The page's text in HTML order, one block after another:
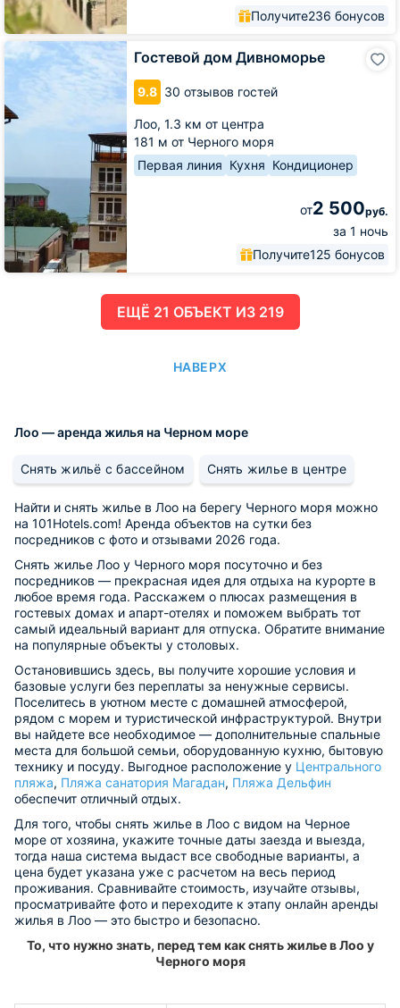
Получите236 бонусов
Гостевой дом Дивноморье
9.8 30 отзывов гостей
Лоо, 1.3 км от центра
181 м от Черного моря
Первая линия Кухня Кондиционер
от2 500руб.
за 1 ночь
Получите125 бонусов
Гостевой
дом
Дивноморье
ЕЩË 21 ОБЪЕКТ ИЗ 219
НАВЕРХ
Лоо — аренда жилья на Черном море
Снять жильё с бассейном Снять жилье в центре
Найти и снять жилье в Лоо на берегу Черного моря можно
на 101Hotels.com! Аренда объектов на сутки без
посредников с фото и отзывами 2026 года.
Снять жилье Лоо у Черного моря посуточно и без
посредников — прекрасная идея для отдыха на курорте в
любое время года. Расскажем о плюсах размещения в
гостевых домах и апарт-отелях и поможем выбрать тот
самый идеальный вариант для отпуска. Обратите внимание
на популярные объекты у столовых.
Остановившись здесь, вы получите хорошие условия и
базовые услуги без переплаты за ненужные сервисы.
Поселитесь в уютном месте с домашней атмосферой,
рядом с морем и туристической инфраструктурой. Внутри
вы найдете все необходимое — дополнительные спальные
места для большой семьи, оборудованную кухню, бытовую
технику и посуду. Выгодное расположение у Центрального
пляжа, Пляжа санатория Магадан, Пляжа Дельфин
обеспечит отличный отдых.
Для того, чтобы снять жилье в Лоо с видом на Черное
море от хозяина, укажите точные даты заезда и выезда,
тогда наша система выдаст все свободные варианты, а
цена будет указана уже с расчетом на весь период
проживания. Сравнивайте стоимость, изучайте отзывы,
просматривайте фото и переходите к этапу онлайн аренды
жилья в Лоо — это быстро и безопасно.
То, что нужно знать, перед тем как снять жилье в Лоо у
Черного моря